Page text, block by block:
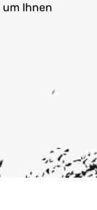
Ihnen